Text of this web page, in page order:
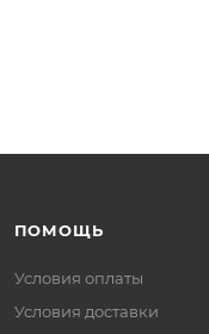
ПОМОЩЬ
Условия оплаты
Условия доставки